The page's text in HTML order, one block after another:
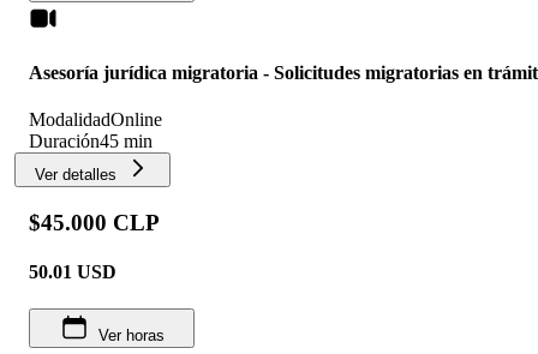
Asesoría jurídica migratoria - Solicitudes migratorias en
ModalidadOnline
Duración45 min
Ver detalles
$45.000 CLP
50.01 USD
Ver horas